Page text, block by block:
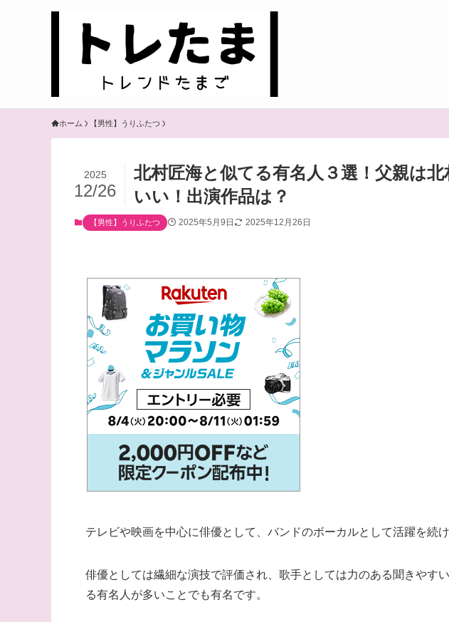
ホーム 【男性】うりふたつ
北村匠海と似てる有名人３選！父親は
いい！出演作品は？
2025
12/26
【男性】うりふたつ 2025年5月9日 2025年12月26日
テレビや映画を中心に俳優として、バンドのボーカルとして活躍を続
俳優としては繊細な演技で評価され、歌手としては力のある聞きやす
る有名人が多いことでも有名です。